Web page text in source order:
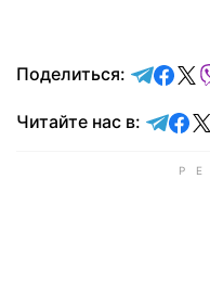
Поделиться:
Читайте нас в: